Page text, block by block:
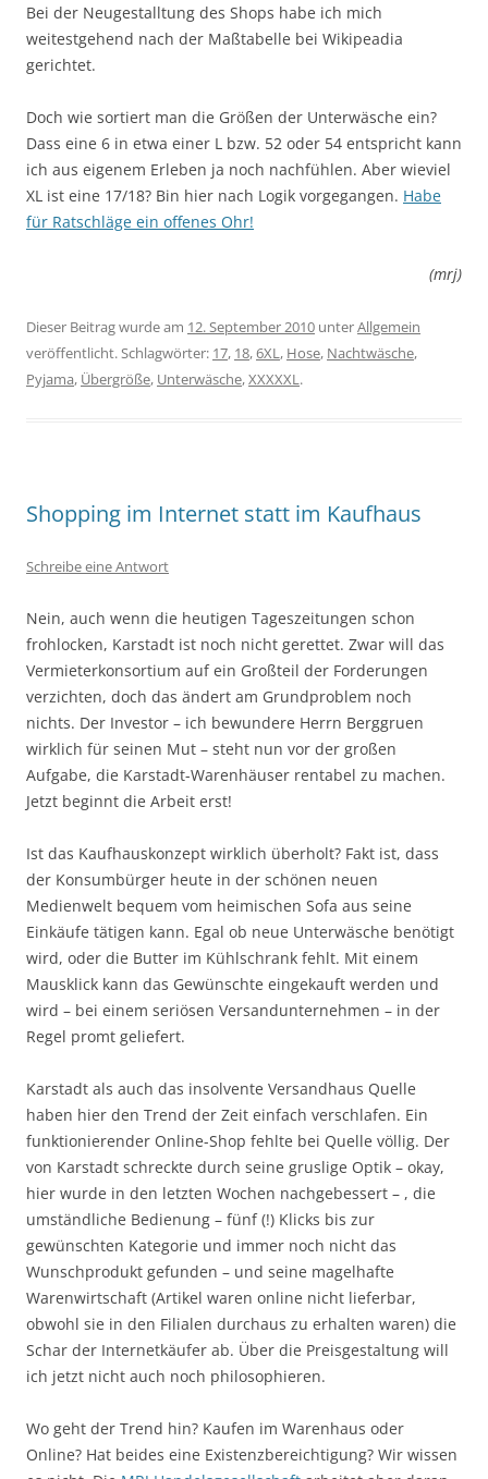
Bei der Neugestalltung des Shops habe ich mich
weitestgehend nach der Maßtabelle bei Wikipeadia
gerichtet.
Doch wie sortiert man die Größen der Unterwäsche ein?
Dass eine 6 in etwa einer L bzw. 52 oder 54 entspricht kann
ich aus eigenem Erleben ja noch nachfühlen. Aber wieviel
XL ist eine 17/18? Bin hier nach Logik vorgegangen. Habe
für Ratschläge ein offenes Ohr!
(mrj)
Dieser Beitrag wurde am 12. September 2010 unterAllgemein
veröffentlicht. Schlagwörter: 17, 18,6XL, Hose, Nachtwäsche,
Pyjama, Übergröße, Unterwäsche,XXXXXL.
Shopping im Internet statt im Kaufhaus
Schreibe eine Antwort
Nein, auch wenn die heutigen Tageszeitungen schon
frohlocken, Karstadt ist noch nicht gerettet. Zwar will das
Vermieterkonsortium auf ein Großteil der Forderungen
verzichten, doch das ändert am Grundproblem noch
nichts. Der Investor – ich bewundere Herrn Berggruen
wirklich für seinen Mut – steht nun vor der großen
Aufgabe, die Karstadt-Warenhäuser rentabel zu machen.
Jetzt beginnt die Arbeit erst!
Ist das Kaufhauskonzept wirklich überholt? Fakt ist, dass
der Konsumbürger heute in der schönen neuen
Medienwelt bequem vom heimischen Sofa aus seine
Einkäufe tätigen kann. Egal ob neue Unterwäsche benötigt
wird, oder die Butter im Kühlschrank fehlt. Mit einem
Mausklick kann das Gewünschte eingekauft werden und
wird – bei einem seriösen Versandunternehmen – in der
Regel promt geliefert.
Karstadt als auch das insolvente Versandhaus Quelle
haben hier den Trend der Zeit einfach verschlafen. Ein
funktionierender Online-Shop fehlte bei Quelle völlig. Der
von Karstadt schreckte durch seine gruslige Optik – okay,
hier wurde in den letzten Wochen nachgebessert – , die
umständliche Bedienung – fünf (!) Klicks bis zur
gewünschten Kategorie und immer noch nicht das
Wunschprodukt gefunden – und seine magelhafte
Warenwirtschaft (Artikel waren online nicht lieferbar,
obwohl sie in den Filialen durchaus zu erhalten waren) die
Schar der Internetkäufer ab. Über die Preisgestaltung will
ich jetzt nicht auch noch philosophieren.
Wo geht der Trend hin? Kaufen im Warenhaus oder
Online? Hat beides eine Existenzbereichtigung? Wir wissen